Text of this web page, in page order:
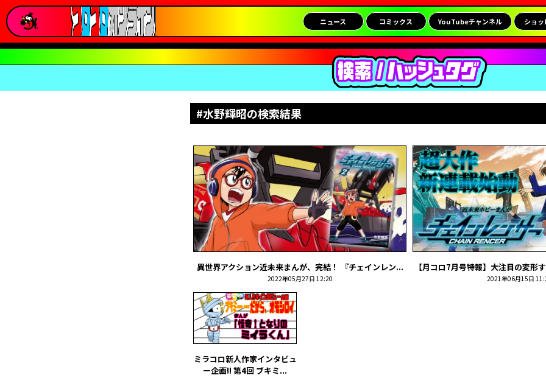
ニュース コミックス YouTubeチャンネル ショ
#水野輝昭の検索結果
異世界アクション近未来まんが、完結！ 『チェインレン...
2022年05月27日 12:20
【月コロ7月号特報】大注目の変形
2021年06月15日
ミラコロ新人作家インタビュ
ー企画!! 第4回 ブキミ...